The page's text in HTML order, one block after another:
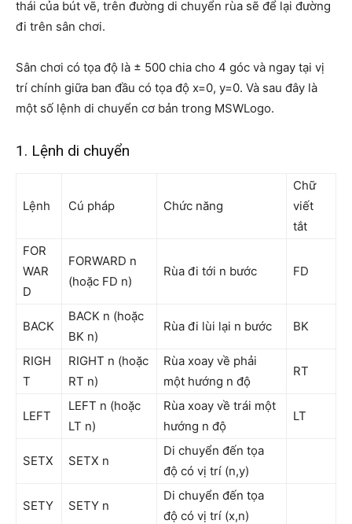
thái của bút vẽ, trên đường di chuyển rùa sẽ để lại đường
đi trên sân chơi.
Sân chơi có tọa độ là ± 500 chia cho 4 góc và ngay tại vị
trí chính giữa ban đầu có tọa độ x=0, y=0. Và sau đây là
một số lệnh di chuyển cơ bản trong MSWLogo.
1. Lệnh di chuyển
Lệnh Cú pháp Chức năng
Chữ
viết
tắt
FOR
WAR
D
FORWARD n
(hoặc FD n)
Rùa đi tới n bước FD
BACK
BACK n (hoặc
BK n)
Rùa đi lùi lại n bước BK
RIGH
T
RIGHT n (hoặc
RT n)
Rùa xoay về phải
một hướng n độ
RT
LEFT
LEFT n (hoặc
LT n)
Rùa xoay về trái một
hướng n độ
LT
SETX SETX n
Di chuyển đến tọa
độ có vị trí (n,y)
SETY SETY n
Di chuyển đến tọa
độ có vị trí (x,n)